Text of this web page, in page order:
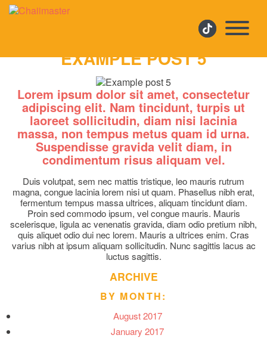
EXAMPLE POST 5
EXAMPLE POST 5
Lorem ipsum dolor sit amet, consectetur
adipiscing elit. Nam tincidunt, turpis ut
laoreet sollicitudin, diam nisi lacinia
massa, non tempus metus quam id urna.
Suspendisse gravida velit diam, in
condimentum risus aliquam vel.
Duis volutpat, sem nec mattis tristique, leo mauris rutrum
magna, congue lacinia lorem nisi ut quam. Phasellus nibh erat,
fermentum tempus massa ultrices, aliquam tincidunt diam.
Proin sed commodo ipsum, vel congue mauris. Mauris
scelerisque, ligula ac venenatis gravida, diam odio pretium nibh,
quis aliquet odio dui nec lorem. Mauris a ultrices enim. Cras
varius nibh at ipsum aliquam sollicitudin. Nunc sagittis lacus ac
luctus sagittis.
ARCHIVE
BY MONTH:
August 2017
January 2017